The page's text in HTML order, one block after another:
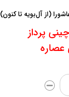
(از آل‌بویه تا کنون)
پرداز
عصاره